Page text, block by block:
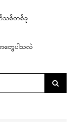
သစ်တစ်ခု
ာတွေပါသလဲ